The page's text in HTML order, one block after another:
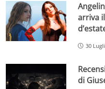
arriva
30
di